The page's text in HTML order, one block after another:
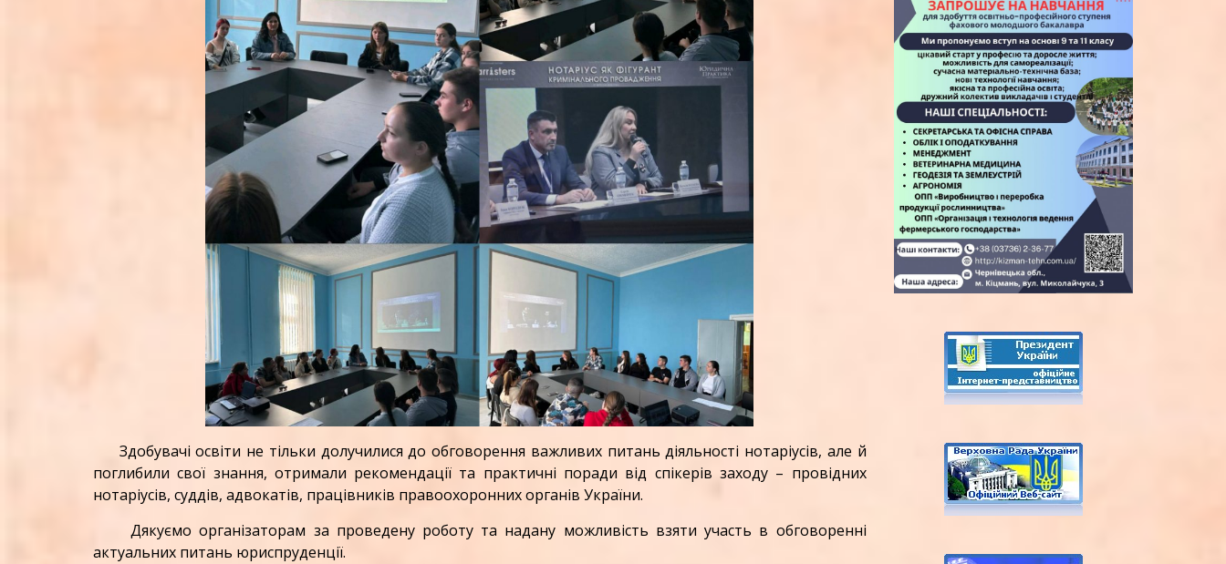
Здобувачі освіти не тільки долучилися до обговорення важливих питань діяльності нотаріусів, але й
поглибили свої знання, отримали рекомендації та практичні поради від спікерів заходу – провідних
нотаріусів, суддів, адвокатів, працівників правоохоронних органів України.
Дякуємо організаторам за проведену роботу та надану можливість взяти участь в обговоренні
актуальних питань юриспруденції.